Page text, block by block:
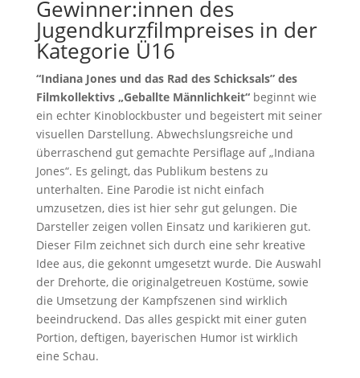
Gewinner:innen des
Jugendkurzfilmpreises in der
Kategorie Ü16
“Indiana Jones und das Rad des Schicksals” des
Filmkollektivs „Geballte Männlichkeit“beginnt wie
ein echter Kinoblockbuster und begeistert mit seiner
visuellen Darstellung. Abwechslungsreiche und
überraschend gut gemachte Persiflage auf „Indiana
Jones“. Es gelingt, das Publikum bestens zu
unterhalten. Eine Parodie ist nicht einfach
umzusetzen, dies ist hier sehr gut gelungen. Die
Darsteller zeigen vollen Einsatz und karikieren gut.
Dieser Film zeichnet sich durch eine sehr kreative
Idee aus, die gekonnt umgesetzt wurde. Die Auswahl
der Drehorte, die originalgetreuen Kostüme, sowie
die Umsetzung der Kampfszenen sind wirklich
beeindruckend. Das alles gespickt mit einer guten
Portion, deftigen, bayerischen Humor ist wirklich
eine Schau.